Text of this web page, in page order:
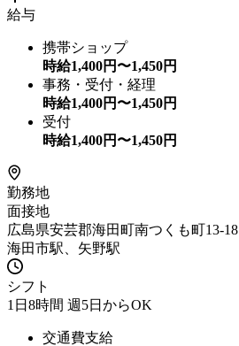
給与
携帯ショップ
時給1,400円〜1,450円
事務・受付・経理
時給1,400円〜1,450円
受付
時給1,400円〜1,450円
勤務地
面接地
広島県安芸郡海田町南つくも町13-18
海田市駅、矢野駅
シフト
1日8時間 週5日からOK
交通費支給